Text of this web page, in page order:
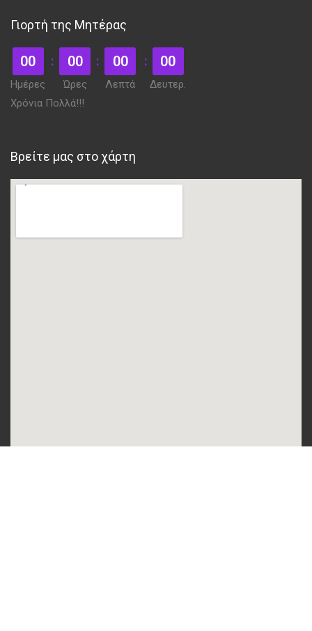
Γιορτή της Μητέρας
00
Ημέρες
00
Ώρες
00
Λεπτά
00
Δευτερ.
Χρόνια Πολλά!!!
Βρείτε μας στο χάρτη